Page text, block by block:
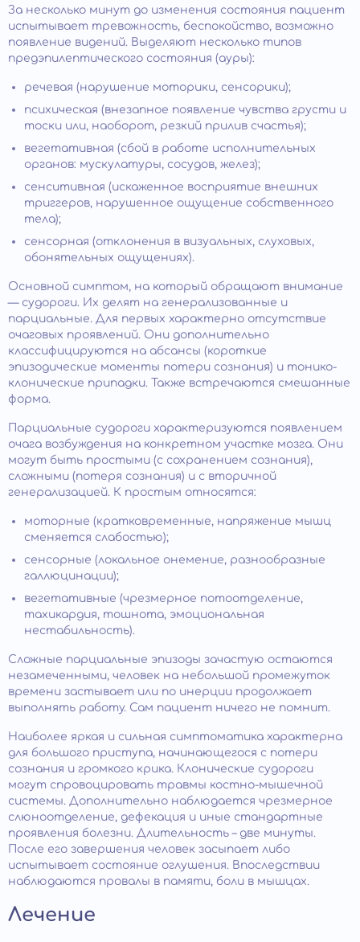
За несколько минут до изменения состояния пациент
испытывает тревожность, беспокойство, возможно
появление видений. Выделяют несколько типов
предэпилептического состояния (ауры):
речевая (нарушение моторики, сенсорики);
психическая (внезапное появление чувства грусти и
тоски или, наоборот, резкий прилив счастья);
вегетативная (сбой в работе исполнительных
органов: мускулатуры, сосудов, желез);
сенситивная (искаженное восприятие внешних
триггеров, нарушенное ощущение собственного
тела);
сенсорная (отклонения в визуальных, слуховых,
обонятельных ощущениях).
Основной симптом, на который обращают внимание
— судороги. Их делят на генерализованные и
парциальные. Для первых характерно отсутствие
очаговых проявлений. Они дополнительно
классифицируются на абсансы (короткие
эпизодические моменты потери сознания) и тонико-
клонические припадки. Также встречаются смешанные
форма.
Парциальные судороги характеризуются появлением
очага возбуждения на конкретном участке мозга. Они
могут быть простыми (с сохранением сознания),
сложными (потеря сознания) и с вторичной
генерализацией. К простым относятся:
моторные (кратковременные, напряжение мышц
сменяется слабостью);
сенсорные (локальное онемение, разнообразные
галлюцинации);
вегетативные (чрезмерное потоотделение,
тахикардия, тошнота, эмоциональная
нестабильность).
Сложные парциальные эпизоды зачастую остаются
незамеченными, человек на небольшой промежуток
времени застывает или по инерции продолжает
выполнять работу. Сам пациент ничего не помнит.
Наиболее яркая и сильная симптоматика характерна
для большого приступа, начинающегося с потери
сознания и громкого крика. Клонические судороги
могут спровоцировать травмы костно-мышечной
системы. Дополнительно наблюдается чрезмерное
слюноотделение, дефекация и иные стандартные
проявления болезни. Длительность – две минуты.
После его завершения человек засыпает либо
испытывает состояние оглушения. Впоследствии
наблюдаются провалы в памяти, боли в мышцах.
Лечение